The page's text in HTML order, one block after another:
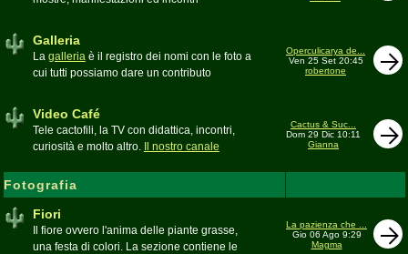
Galleria
La galleriaè il registro dei nomi con le foto a
cui tutti possiamo dare un contributo
spazio discutiamo SOLO di errori,
inesattezze, idee e altro inerenti l'argomento
Operculicarya de...
Ven 25 Set 20:45
robertone
Video Café
Tele cactofili, la TV con didattica, incontri,
curiosità e molto altro.
Il nostro canale
Cactus & Suc...
Dom 29 Dic 10:11
Gianna
Fotografia
Fiori
Il fiore ovvero l'anima delle piante grasse,
una festa di colori. La sezione contiene le
La pazienza che ...
Gio 06 Ago 9:29
Magma